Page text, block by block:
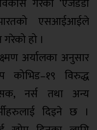
एसआईआईले
हो ।
अर्यालका अनुसार
विरुद्ध
नर्स तथा अन्य
दिइने छ ।